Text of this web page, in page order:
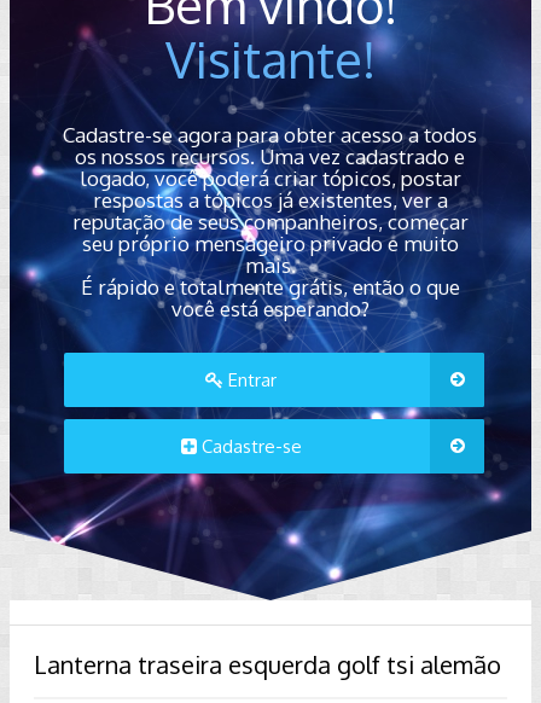
Visitante!
Cadastre-se agora para obter acesso a todos
os nossos recursos. Uma vez cadastrado e
logado, você poderá criar tópicos, postar
respostas a tópicos já existentes, ver a
reputação de seus companheiros, começar
seu próprio mensageiro privado e muito
mais.
É rápido e totalmente grátis, então o que
você está esperando?
Entrar
Cadastre-se
Lanterna traseira esquerda golf tsi alemão